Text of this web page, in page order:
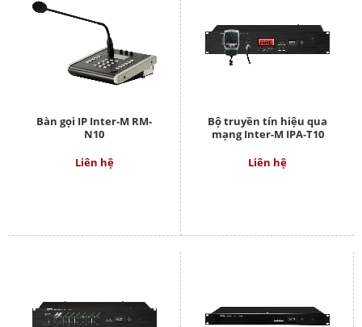
Bàn gọi IP Inter-M RM-
N10
Liên hệ
Bộ truyền tín hiệu qua
mạng Inter-M IPA-T10
Liên hệ